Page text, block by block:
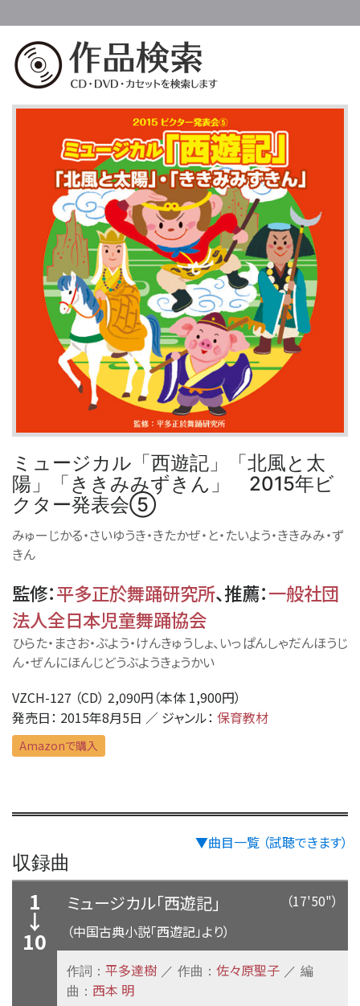
ミュージカル「西遊記」「北風と太
陽」「ききみみずきん」 2015年ビ
クター発表会⑤
みゅーじかる・さいゆうき・きたかぜ・と・たいよう・ききみみ・ず
きん
監修：平多正於舞踊研究所、推薦：一般社団
法人全日本児童舞踊協会
ひらた・まさお・ぶよう・けんきゅうしょ、いっぱんしゃだんほうじ
ん・ぜんにほんじどうぶようきょうかい
VZCH-127 （CD） 2,090円（本体 1,900円）
発売日： 2015年8月5日 ／ ジャンル： 保育教材
Amazonで購入
▼曲目一覧 （試聴できます）
収録曲
1
↓
10
（17'50"）
ミュージカル「西遊記」
（中国古典小説「西遊記」より）
作詞： 平多達樹 ／ 作曲： 佐々原聖子 ／ 編
曲： 西本 明